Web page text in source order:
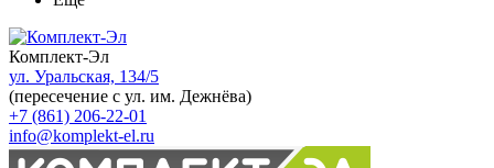
Комплект-Эл
ул. Уральская, 134/5
(пересечение с ул. им. Дежнёва)
+7 (861) 206-22-01
info@komplekt-el.ru